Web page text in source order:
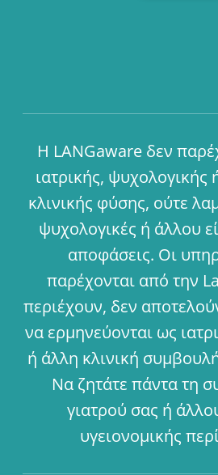
Η LANGaware δεν
ιατρικής, ψυχολογικής
κλινικής φύσης, ούτε
ψυχολογικές ή άλλου
αποφάσεις. Οι
παρέχονται από την
περιέχουν, δεν
να ερμηνεύονται ως
ή άλλη κλινική
Να ζητάτε πάντα τη
γιατρού σας ή
υγειονομικής